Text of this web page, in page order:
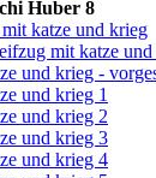
Huber 8
katze und krieg
mit katze
und krieg -
und krieg 1
und krieg 2
und krieg 3
und krieg 4